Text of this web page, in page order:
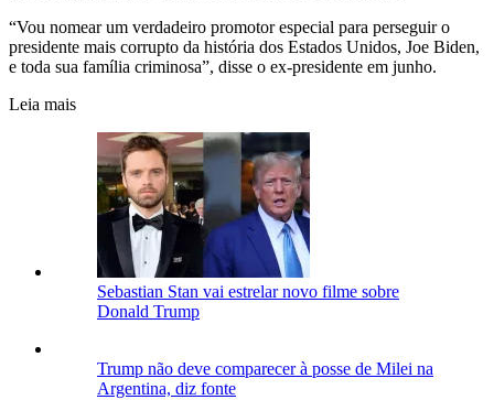
“Vou nomear um verdadeiro promotor especial para perseguir o
presidente mais corrupto da história dos Estados Unidos, Joe Biden,
e toda sua família criminosa”, disse o ex-presidente em junho.
Leia mais
Sebastian Stan vai estrelar novo filme sobre
Donald Trump
Trump não deve comparecer à posse de Milei na
Argentina, diz fonte